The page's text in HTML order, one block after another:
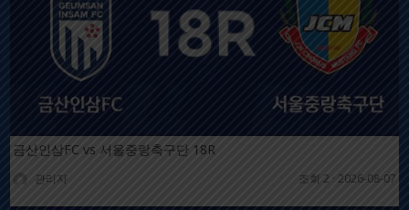
금산인삼FC vs 서울중랑축구단 18R
관리자 조회 2 · 2026-08-07